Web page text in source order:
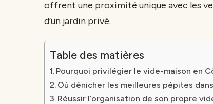
offrent une proximité unique avec les
d’un jardin privé.
Table des matières
Pourquoi privilégier le vide-maison en
Où dénicher les meilleures pépites
Réussir l’organisation de son propre